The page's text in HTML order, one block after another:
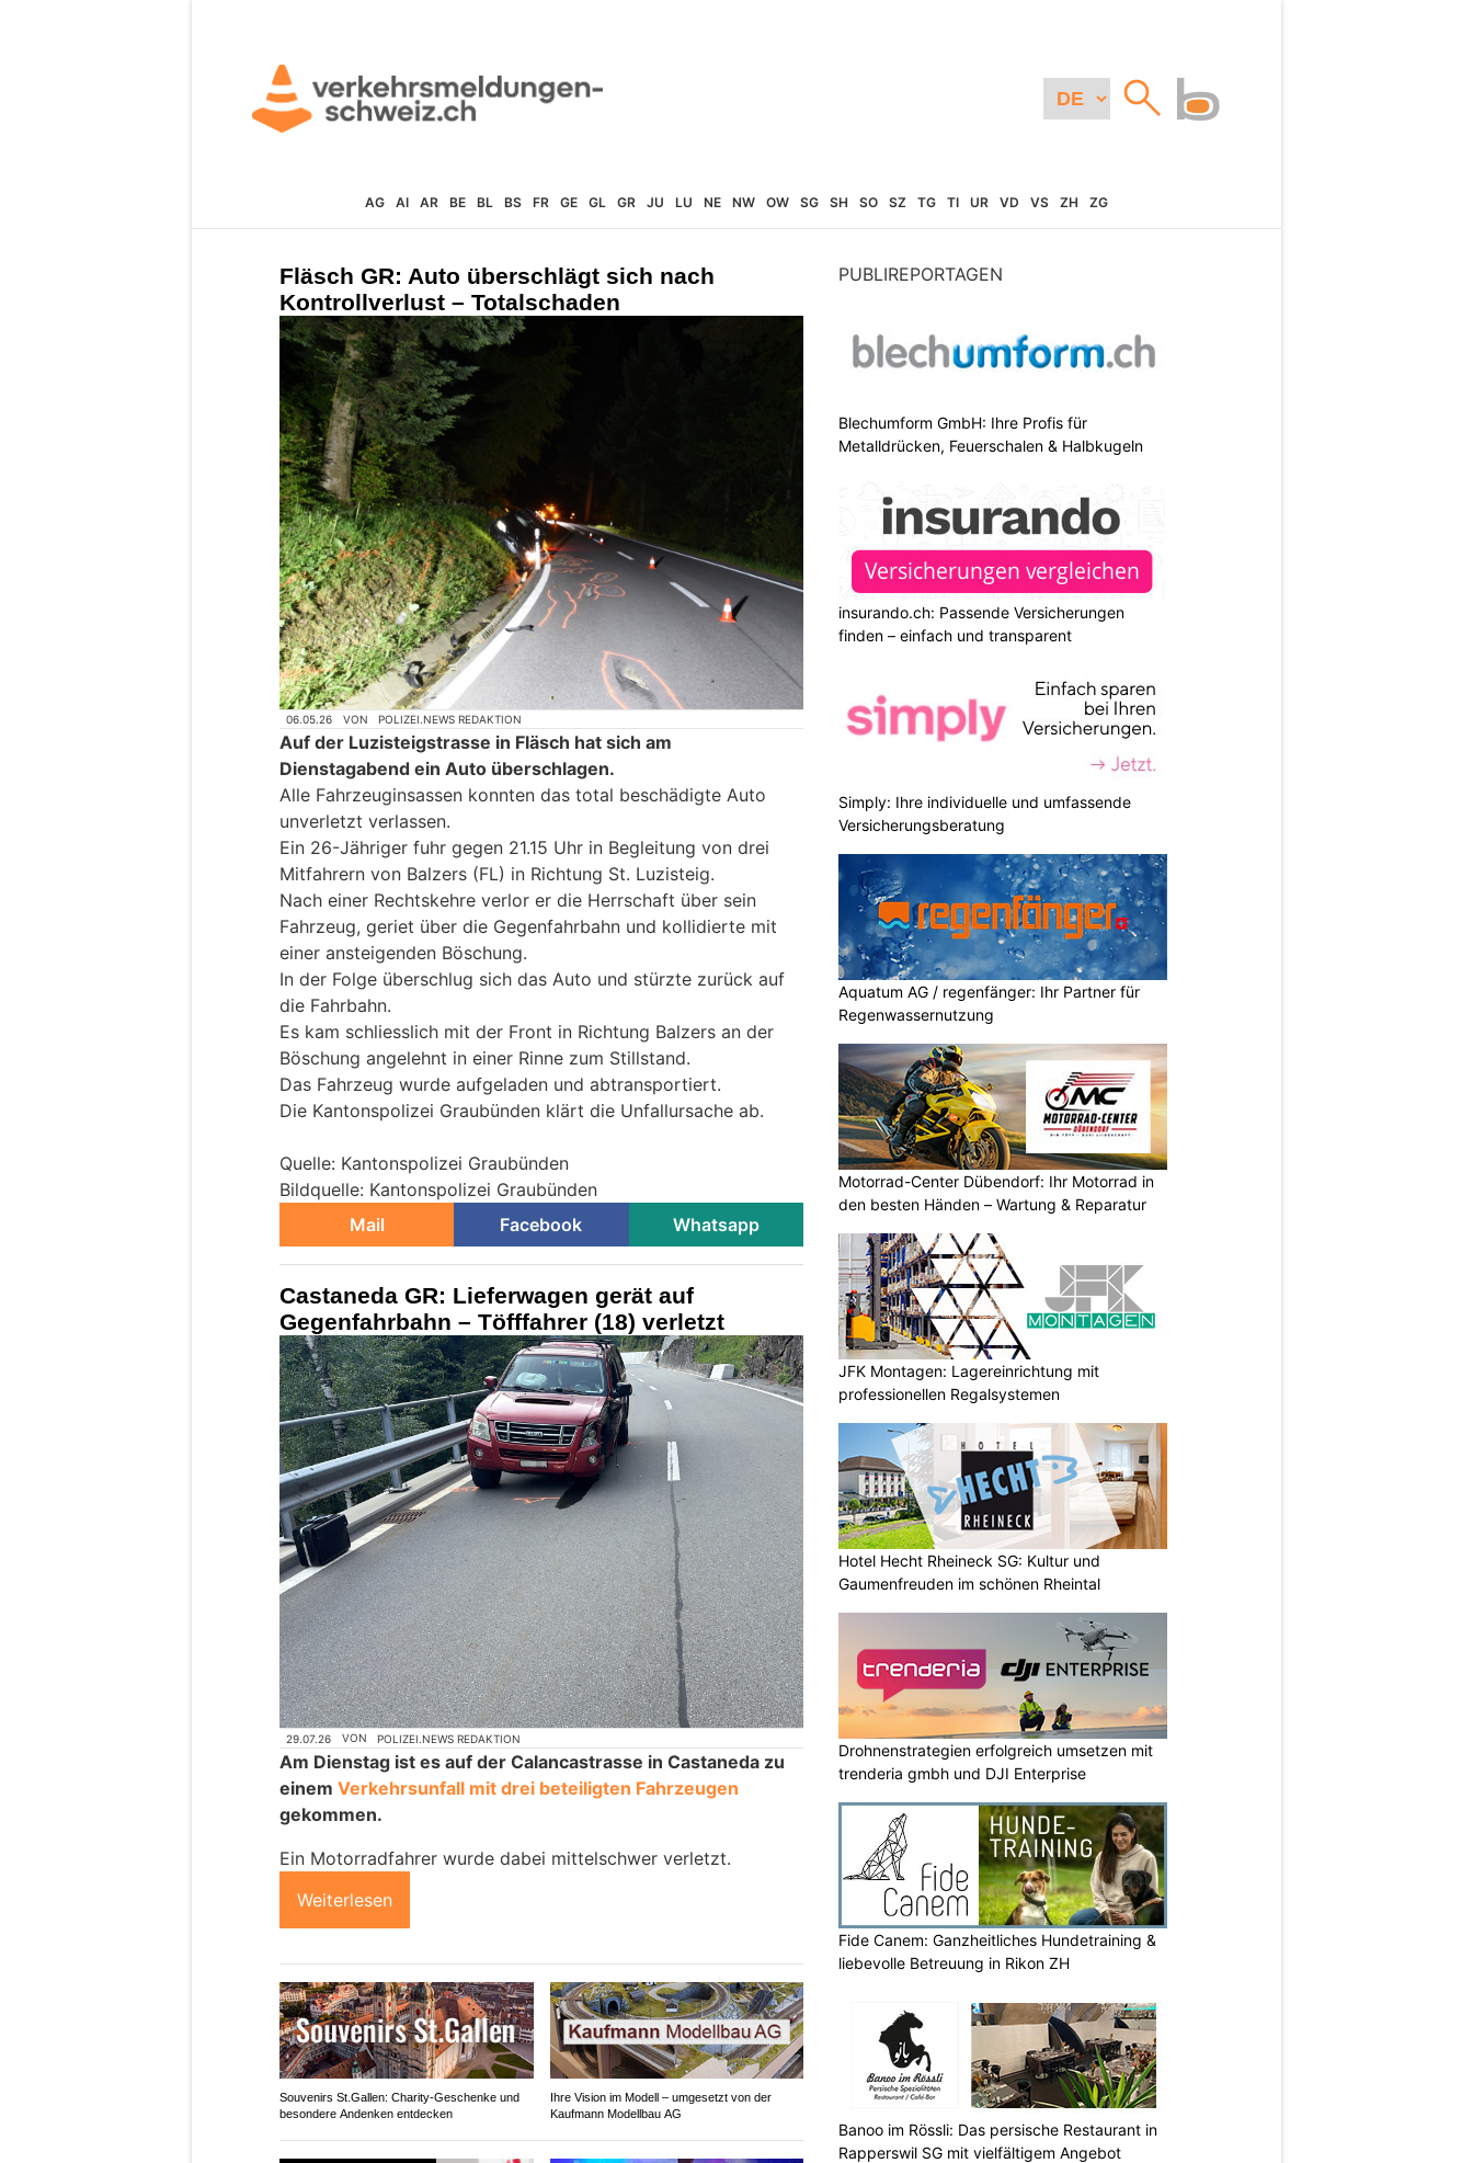
AG AI AR BE BL BS FR GE GL GR JU LU NE NW OW SG SH SO SZ TG TI UR VD VS ZH ZG
Fläsch GR: Auto überschlägt sich nach
Kontrollverlust – Totalschaden
06.05.26 VON POLIZEI.NEWS REDAKTION
Auf der Luzisteigstrasse in Fläsch hat sich am
Dienstagabend ein Auto überschlagen.
Alle Fahrzeuginsassen konnten das total beschädigte Auto
unverletzt verlassen.
Ein 26-Jähriger fuhr gegen 21.15 Uhr in Begleitung von drei
Mitfahrern von Balzers (FL) in Richtung St. Luzisteig.
Nach einer Rechtskehre verlor er die Herrschaft über sein
Fahrzeug, geriet über die Gegenfahrbahn und kollidierte mit
einer ansteigenden Böschung.
In der Folge überschlug sich das Auto und stürzte zurück auf
die Fahrbahn.
Es kam schliesslich mit der Front in Richtung Balzers an der
Böschung angelehnt in einer Rinne zum Stillstand.
Das Fahrzeug wurde aufgeladen und abtransportiert.
Die Kantonspolizei Graubünden klärt die Unfallursache ab.
Quelle: Kantonspolizei Graubünden
Bildquelle: Kantonspolizei Graubünden
Mail
Facebook Whatsapp
Castaneda GR: Lieferwagen gerät auf
Gegenfahrbahn – Töfffahrer (18) verletzt
29.07.26 VON POLIZEI.NEWS REDAKTION
Am Dienstag ist es auf der Calancastrasse in Castaneda zu
einem Verkehrsunfall mit drei beteiligten Fahrzeugen
gekommen.
Ein Motorradfahrer wurde dabei mittelschwer verletzt.
Weiterlesen
Souvenirs St.Gallen: Charity-Geschenke und
besondere Andenken entdecken
Ihre Vision im Modell – umgesetzt von der
Kaufmann Modellbau AG
PUBLIREPORTAGEN
Blechumform GmbH: Ihre Profis für
Metalldrücken, Feuerschalen & Halbkugeln
insurando.ch: Passende Versicherungen
finden – einfach und transparent
Simply: Ihre individuelle und umfassende
Versicherungsberatung
Aquatum AG / regenfänger: Ihr Partner für
Regenwassernutzung
Motorrad-Center Dübendorf: Ihr Motorrad in
den besten Händen – Wartung & Reparatur
JFK Montagen: Lagereinrichtung mit
professionellen Regalsystemen
Hotel Hecht Rheineck SG: Kultur und
Gaumenfreuden im schönen Rheintal
Drohnenstrategien erfolgreich umsetzen mit
trenderia gmbh und DJI Enterprise
Fide Canem: Ganzheitliches Hundetraining &
liebevolle Betreuung in Rikon ZH
Banoo im Rössli: Das persische Restaurant in
Rapperswil SG mit vielfältigem Angebot